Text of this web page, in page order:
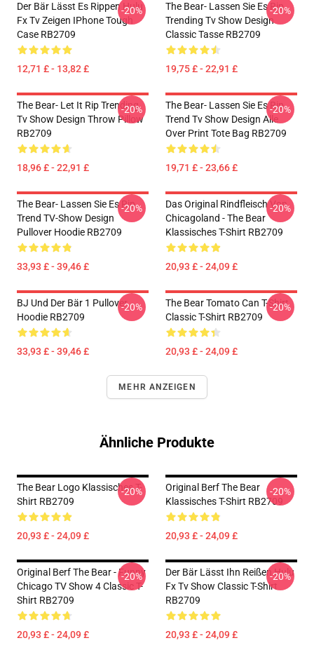
Der Bär Lässt Es Rippen Hulu
Fx Tv Zeigen IPhone Tough
Case RB2709
12,71 £ - 13,82 £
-20%
The Bear- Lassen Sie Es Rip
Trending Tv Show Design
Classic Tasse RB2709
19,75 £ - 22,91 £
-20%
The Bear- Let It Rip Trending
Tv Show Design Throw Pillow
RB2709
18,96 £ - 22,91 £
-20%
The Bear- Lassen Sie Es Rip
Trend Tv Show Design Alle
Over Print Tote Bag RB2709
19,71 £ - 23,66 £
-20%
The Bear- Lassen Sie Es Rip
Trend TV-Show Design
Pullover Hoodie RB2709
33,93 £ - 39,46 £
-20%
Das Original Rindfleisch Von
Chicagoland - The Bear
Klassisches T-Shirt RB2709
20,93 £ - 24,09 £
-20%
BJ Und Der Bär 1 Pullover
Hoodie RB2709
33,93 £ - 39,46 £
-20%
The Bear Tomato Can T-Shirt
Classic T-Shirt RB2709
20,93 £ - 24,09 £
-20%
MEHR ANZEIGEN
Ähnliche Produkte
The Bear Logo Klassisches T-
Shirt RB2709
20,93 £ - 24,09 £
-20%
Original Berf The Bear
Klassisches T-Shirt RB2709
20,93 £ - 24,09 £
-20%
Original Berf The Bear - Funny
Chicago TV Show 4 Classic T-
Shirt RB2709
20,93 £ - 24,09 £
-20%
Der Bär Lässt Ihn Reißen Hulu
Fx Tv Show Classic T-Shirt
RB2709
20,93 £ - 24,09 £
-20%